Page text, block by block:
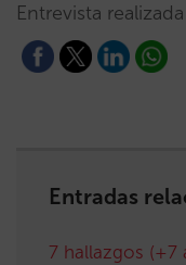
Entrevista
Entradas
7 hallazgos (+7